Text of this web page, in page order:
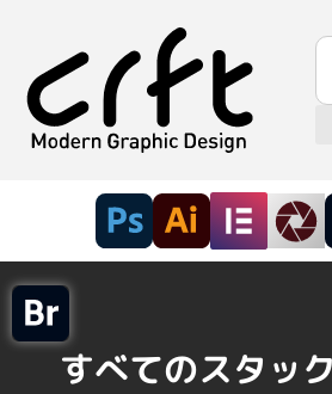
すべてのスタッ